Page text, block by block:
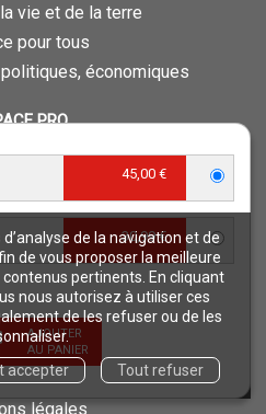
de la navigation et de
de vous proposer la meilleure
pertinents. En cliquant
nous autorisez à utiliser ces
de les refuser ou de les
accepter Tout refuser
45,00 €
30,99 €
AJOUTER
AU PANIER
vie et de la terre
pour tous
économiques
PRO
auteur
journaliste
libraire
bibliothécaire
rights
d'évaluation
SITE
© 2018
légales